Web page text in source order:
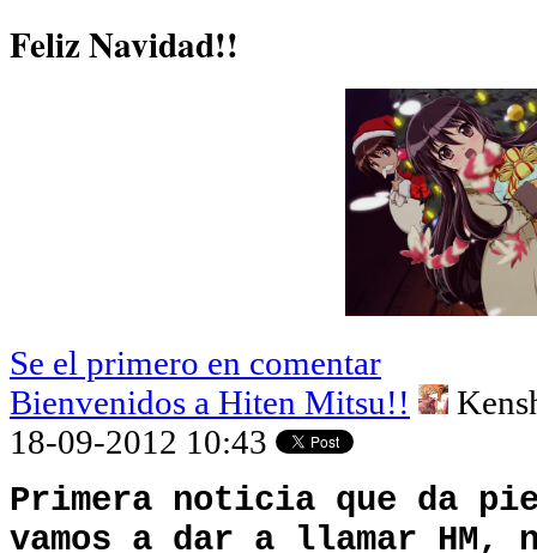
Feliz Navidad!!
Se el primero en comentar
Bienvenidos a Hiten Mitsu!!
18-09-2012 10:43
Primera noticia que da
vamos a dar a llamar HM,